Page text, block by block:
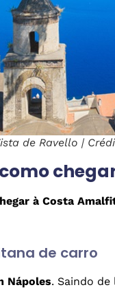
de Ravello |
à Costa
de carro
Nápoles. Saindo